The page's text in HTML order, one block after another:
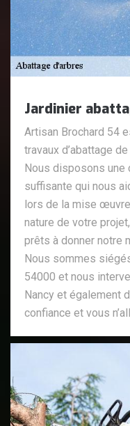
Jardinier
Artisan Brochard 54
travaux d’abattage
Nous disposons une
suffisante qui nous
lors de la mise
nature de votre
prêts à donner notre
Nous sommes
54000 et nous
Nancy et également
confiance et vous